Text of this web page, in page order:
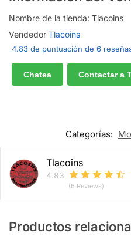
Nombre de la tienda: Tlacoins
Vendedor Tlacoins
4.83 de puntuación de 6
Chatea Contactar a
Categorías:
Tlacoins
4.83
(6 Reviews)
Productos